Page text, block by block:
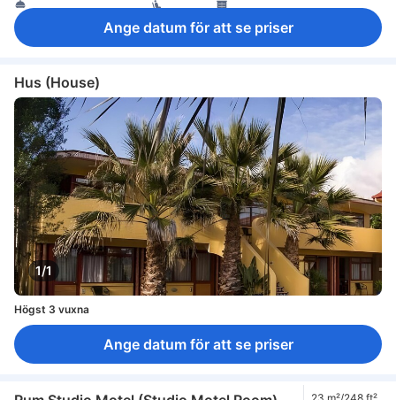
Ange datum för att se priser
Hus (House)
1/1
Högst 3 vuxna
Ange datum för att se priser